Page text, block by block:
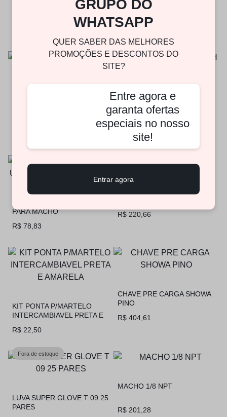
KIT HASTE SUSPENSAO
ALONGADA CRF230/250 +
R$ 149,41
R$49,83
PARA MACHO
R$ 78,83
R$ 220,66
KIT PONTA P/MARTELO
INTERCAMBIAVEL PRETA E
R$ 22,50
CHAVE PRE CARGA SHOWA
PINO
R$ 404,61
Fora de estoque
LUVA SUPER GLOVE T 09 25
PARES
MACHO 1/8 NPT
R$ 201,28
GRUPO DO
WHATSAPP
QUER SABER DAS MELHORES
PROMOÇÕES E DESCONTOS DO
SITE?
Entre agora e
garanta ofertas
especiais no nosso
site!
Entrar agora